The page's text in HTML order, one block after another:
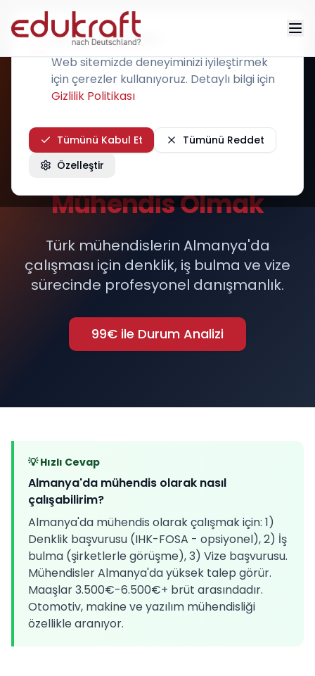
Çerez Kullanımı
Web sitemizde deneyiminizi iyileştirmek
için çerezler kullanıyoruz. Detaylı bilgi için
Gizlilik Politikası
Tümünü Kabul Et
Tümünü Reddet
Özelleştir
MÜHENDİSLER
Almanya'da
Mühendis Olmak
Türk mühendislerin Almanya'da
çalışması için denklik, iş bulma ve vize
sürecinde profesyonel danışmanlık.
99€ ile Durum Analizi
💡 Hızlı Cevap
Almanya'da mühendis olarak nasıl
çalışabilirim?
Almanya'da mühendis olarak çalışmak için: 1)
Denklik başvurusu (IHK-FOSA - opsiyonel), 2) İş
bulma (şirketlerle görüşme), 3) Vize başvurusu.
Mühendisler Almanya'da yüksek talep görür.
Maaşlar 3.500€-6.500€+ brüt arasındadır.
Otomotiv, makine ve yazılım mühendisliği
özellikle aranıyor.